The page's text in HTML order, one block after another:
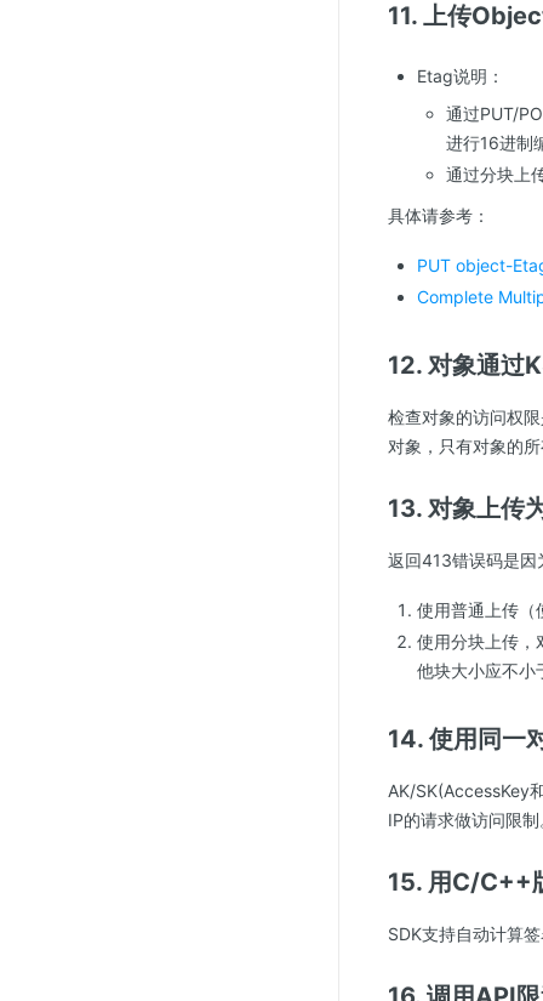
11. 上传
Etag说明：
通过PUT/
进行16进制
通过分块上
具体请参考：
PUT object-
Complete
12. 对象通过
检查对象的访问权
对象，只有对象的
13. 对象上传
返回413错误码是因
使用普通上传
使用分块上传，
他块大小应不小
14. 使用同一
AK/SK(AccessKey
IP的请求做访问限制
15. 用C/C++
SDK支持自动计算